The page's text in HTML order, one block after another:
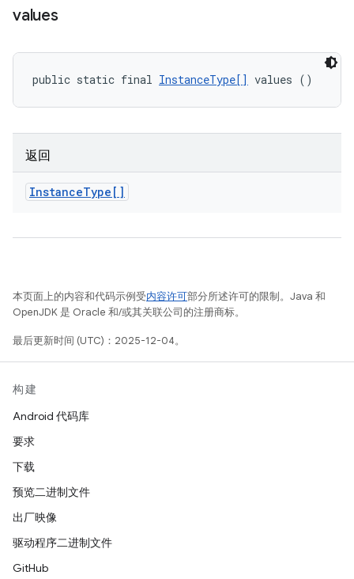
values
public static final InstanceType[] values ()
返回
InstanceType[]
本页面上的内容和代码示例受内容许可部分所述许可的限制。Java 和
OpenJDK 是 Oracle 和/或其关联公司的注册商标。
最后更新时间 (UTC)：2025-12-04。
构建
Android 代码库
要求
下载
预览二进制文件
出厂映像
驱动程序二进制文件
GitHub